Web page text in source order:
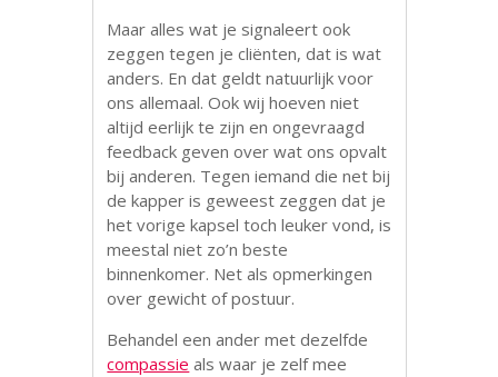
Maar alles wat je signaleert ook
zeggen tegen je cliënten, dat is wat
anders. En dat geldt natuurlijk voor
ons allemaal. Ook wij hoeven niet
altijd eerlijk te zijn en ongevraagd
feedback geven over wat ons opvalt
bij anderen. Tegen iemand die net bij
de kapper is geweest zeggen dat je
het vorige kapsel toch leuker vond, is
meestal niet zo’n beste
binnenkomer. Net als opmerkingen
over gewicht of postuur.
Behandel een ander met dezelfde
compassie als waar je zelf mee